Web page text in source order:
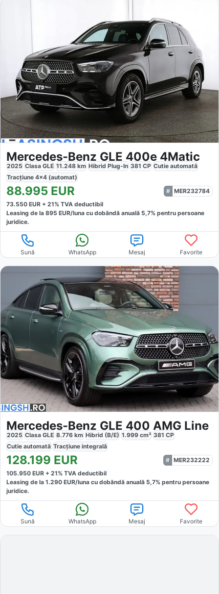
Mercedes-Benz GLE 400e 4Matic
2025 Clasa GLE 11.248 km Hibrid Plug-In 381 CP Cutie automată
Tracțiune 4x4 (automat)
88.995 EUR
MER232784
73.550 EUR + 21% TVA deductibil
Leasing de la 895 EUR/luna cu dobăndă anuală 5,7% pentru persoane
juridice.
Sună WhatsApp Mesaj Favorite
Mercedes-Benz GLE 400 AMG Line
2025 Clasa GLE 8.776 km Hibrid (B/E) 1.999 cm³ 381 CP
Cutie automată Tracțiune integrală
128.199 EUR
MER232222
105.950 EUR + 21% TVA deductibil
Leasing de la 1.290 EUR/luna cu dobăndă anuală 5,7% pentru persoane
juridice.
Sună WhatsApp Mesaj Favorite